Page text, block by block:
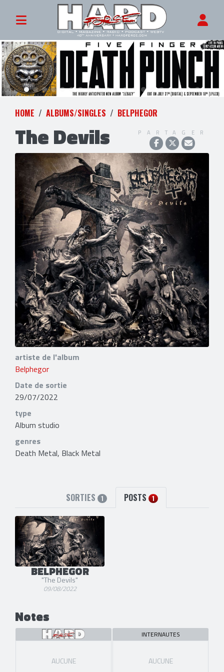
HOME ALBUMS/SINGLES BELPHEGOR
The Devils PARTAGER
artiste de l'album
Belphegor
Date de sortie
29/07/2022
type
Album studio
genres
Death Metal, Black Metal
SORTIES 1 POSTS 1
BELPHEGOR
"The Devils"
09/08/2022
Notes
AUCUNE
INTERNAUTES
AUCUNE